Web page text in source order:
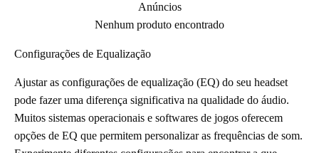
Anúncios
Nenhum produto encontrado
Configurações de Equalização
Ajustar as configurações de equalização (EQ) do seu headset
pode fazer uma diferença significativa na qualidade do áudio.
Muitos sistemas operacionais e softwares de jogos oferecem
opções de EQ que permitem personalizar as frequências de som.